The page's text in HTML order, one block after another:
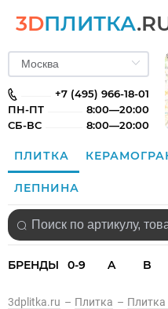
3DПЛИТКА
+7 (495) 966-18-01
ПН-ПТ
8:00—20:00
СБ-ВС
8:00—20:00
ПЛИТКА
ЛЕПНИНА
БРЕНДЫ 0-9 A B
3dplitka.ru – Плитка – Плитка